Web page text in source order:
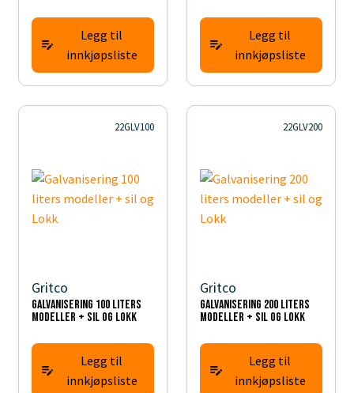
Legg til
innkjøpsliste
Legg til
innkjøpsliste
22GLV100
Gritco
Galvanisering 100 liters
modeller + sil og Lokk
Legg til
innkjøpsliste
22GLV200
Gritco
Galvanisering 200 liters
modeller + sil og Lokk
Legg til
innkjøpsliste